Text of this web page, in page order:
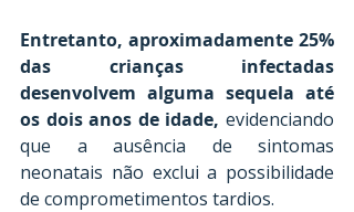
Entretanto, aproximadamente 25%
das crianças infectadas
desenvolvem alguma sequela até
os dois anos de idade, evidenciando
que a ausência de sintomas
neonatais não exclui a possibilidade
de comprometimentos tardios.